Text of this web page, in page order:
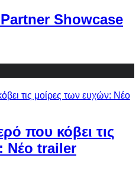
Showcase
που κόβει τις
Νέο trailer